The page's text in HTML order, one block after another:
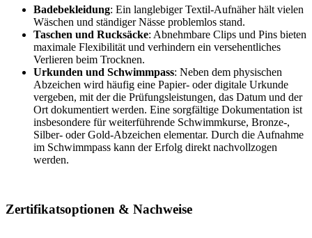
Badebekleidung: Ein langlebiger Textil-Aufnäher hält vielen
Wäschen und ständiger Nässe problemlos stand.
Taschen und Rucksäcke: Abnehmbare Clips und Pins bieten
maximale Flexibilität und verhindern ein versehentliches
Verlieren beim Trocknen.
Urkunden und Schwimmpass: Neben dem physischen
Abzeichen wird häufig eine Papier- oder digitale Urkunde
vergeben, mit der die Prüfungsleistungen, das Datum und der
Ort dokumentiert werden. Eine sorgfältige Dokumentation ist
insbesondere für weiterführende Schwimmkurse, Bronze-,
Silber- oder Gold-Abzeichen elementar. Durch die Aufnahme
im Schwimmpass kann der Erfolg direkt nachvollzogen
werden.
Zertifikatsoptionen & Nachweise